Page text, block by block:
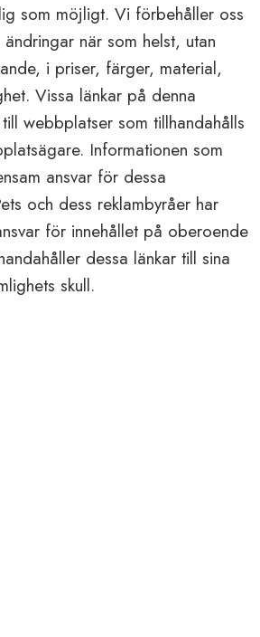
som möjligt. Vi förbehåller oss
när som helst, utan
i priser, färger, material,
Vissa länkar på denna
webbplatser som tillhandahålls
Informationen som
ansvar för dessa
och dess reklambyråer har
för innehållet på oberoende
dessa länkar till sina
skull.